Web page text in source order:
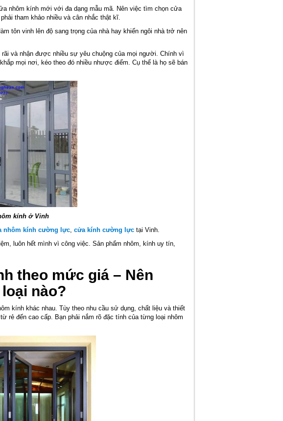
nhôm kính mới với đa dạng mẫu mã. Nên việc tìm chọn cửa
tham khảo nhiều và cân nhắc thật kĩ.
tôn vinh lên độ sang trọng của nhà hay khiến ngôi nhà trở nên
và nhận được nhiều sự yêu chuộng của mọi người. Chính vì
mọi nơi, kéo theo đó nhiều nhược điểm. Cụ thể là họ sẽ bán
kính ở Vinh
nhôm kính cường lực, cửa kính cường lựctại Vinh.
luôn hết mình vì công việc. Sản phẩm nhôm, kính uy tín,
theo mức giá – Nên
nào?
kính khác nhau. Tùy theo nhu cầu sử dụng, chất liệu và thiết
rẻ đến cao cấp. Bạn phải nắm rõ đặc tính của từng loại nhôm